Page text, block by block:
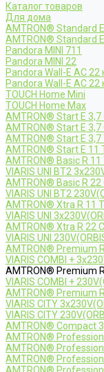
Каталог товаров
Для дома
AMTRON® Standard
AMTRON® Standard
Pandora MINI 711
Pandora MINI 22
Pandora Wall-E AC
Pandora Wall-E AC
TOUCH Home Mini
TOUCH Home Max
AMTRON® Start E 3,7
AMTRON® Start E 3,7
AMTRON® Start E 3,7
AMTRON® Start E 11
AMTRON® Basic R 11
VIARIS UNI BT2
AMTRON® Basic R 22
VIARIS UNI BT2
AMTRON® Xtra R 11
VIARIS UNI
AMTRON® Xtra R 22
VIARIS UNI
AMTRON® Premium
VIARIS COMBI +
AMTRON® Premium
VIARIS COMBI +
AMTRON® Premium
VIARIS CITY
VIARIS CITY
AMTRON® Compact
AMTRON®
AMTRON®
AMTRON®